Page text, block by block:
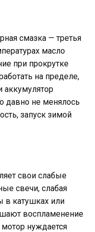
смазка — третья
масло
при прокрутке
на пределе,
аккумулятор
давно не менялось
запуск зимой
свои слабые
свечи, слабая
в катушках или
воспламенение
нуждается